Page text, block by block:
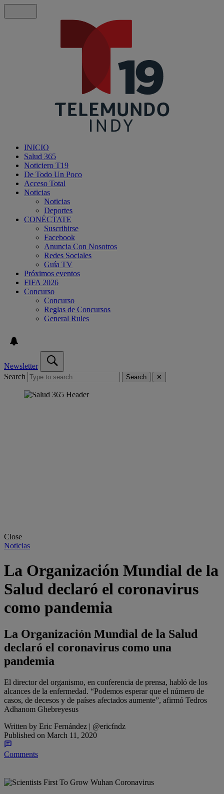
INICIO
Salud 365
Noticiero T19
De Todo Un Poco
Acceso Total
Noticias
Noticias
Deportes
CONÉCTATE
Suscribirse
Facebook
Anuncia Con Nosotros
Redes Sociales
Guía TV
Próximos eventos
FIFA 2026
Concurso
Concurso
Reglas de Concursos
General Rules
Newsletter
Search
Search ✕
Close
Noticias
La Organización Mundial de la
Salud declaró el coronavirus
como pandemia
La Organización Mundial de la Salud
declaró el coronavirus como una
pandemia
El director del organismo, en conferencia de prensa, habló de los
alcances de la enfermedad. “Podemos esperar que el número de
casos, de decesos y de países afectados aumente”, afirmó Tedros
Adhanom Ghebreyesus
Written by Eric Fernández | @ericfndz
Published on March 11, 2020
Comments